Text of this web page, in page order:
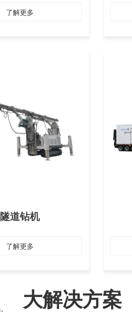
了解更多
隧道钻机
了解更多
大解决方案